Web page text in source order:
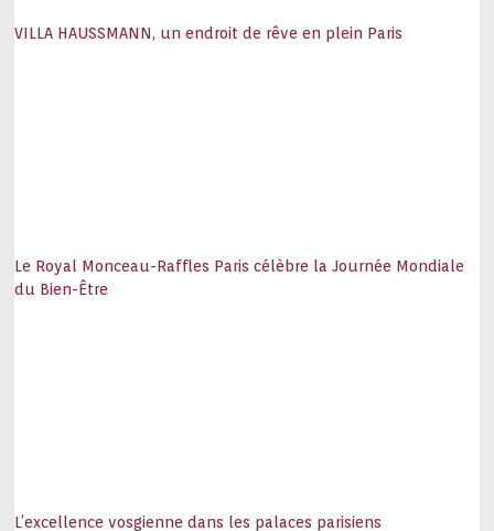
VILLA HAUSSMANN, un endroit de rêve en plein Paris
Le Royal Monceau-Raffles Paris célèbre la Journée Mondiale
du Bien-Être
L’excellence vosgienne dans les palaces parisiens